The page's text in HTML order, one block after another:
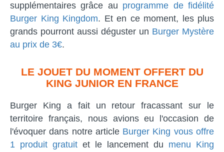
supplémentaires grâce au programme de fidélité
Burger King Kingdom. Et en ce moment, les plus
grands pourront aussi déguster un Burger Mystère
au prix de 3€.
LE JOUET DU MOMENT OFFERT DU
KING JUNIOR EN FRANCE
Burger King a fait un retour fracassant sur le
territoire français, nous avions eu l'occasion de
l'évoquer dans notre article Burger King vous offre
1 produit gratuit et le lancement du menu King